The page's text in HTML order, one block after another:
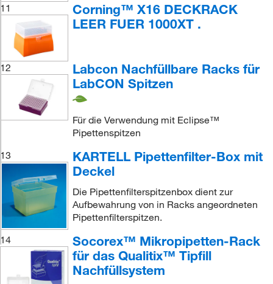
11
Corning™ X16 DECKRACK
LEER FUER 1000XT .
12
Labcon Nachfüllbare Racks für
LabCON Spitzen
Für die Verwendung mit Eclipse™
Pipettenspitzen
13
KARTELL Pipettenfilter-Box mit
Deckel
Die Pipettenfilterspitzenbox dient zur
Aufbewahrung von in Racks angeordneten
Pipettenfilterspitzen.
14
Socorex™ Mikropipetten-Rack
für das Qualitix™ Tipfill
Nachfüllsystem